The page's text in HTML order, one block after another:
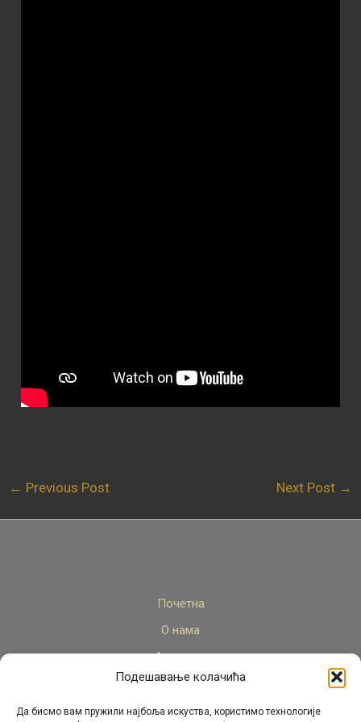
Подешавање колачића
Да бисмо вам пружили најбоља искуства, користимо технологије
← Previous Post Next Post →
Почетна
О нама
Актуелно
Стручни кадар
Пројекти